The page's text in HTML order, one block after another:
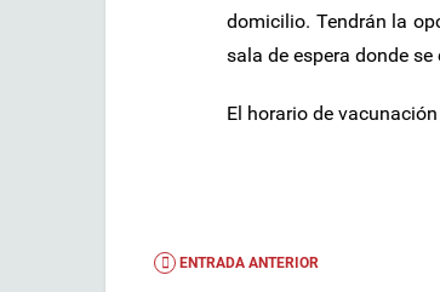
domicilio. Tendrán la
sala de espera donde
El horario de
ENTRADA ANTERIOR